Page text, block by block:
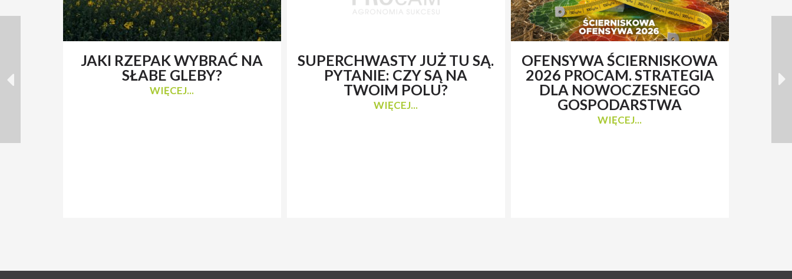
JAKI RZEPAK WYBRAĆ NA
SŁABE GLEBY?
WIĘCEJ...
SUPERCHWASTY JUŻ TU SĄ.
PYTANIE: CZY SĄ NA
TWOIM POLU?
WIĘCEJ...
OFENSYWA ŚCIERNISKOWA
2026 PROCAM. STRATEGIA
DLA NOWOCZESNEGO
GOSPODARSTWA
WIĘCEJ...
Z